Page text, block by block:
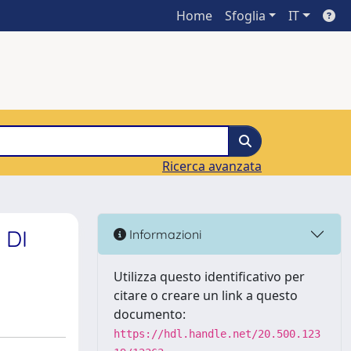
Home Sfoglia IT
Ricerca avanzata
DI
Informazioni
Utilizza questo identificativo per
citare o creare un link a questo
documento:
https://hdl.handle.net/20.500.123